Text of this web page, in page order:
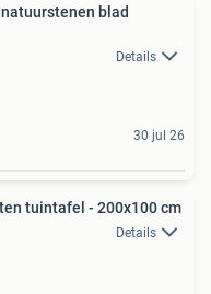
blad
Details
30 jul 26
tuintafel - 200x100 cm
Details